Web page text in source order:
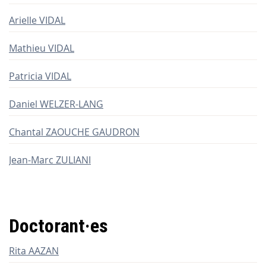
Arielle VIDAL
Mathieu VIDAL
Patricia VIDAL
Daniel WELZER-LANG
Chantal ZAOUCHE GAUDRON
Jean-Marc ZULIANI
Doctorant·es
Rita AAZAN